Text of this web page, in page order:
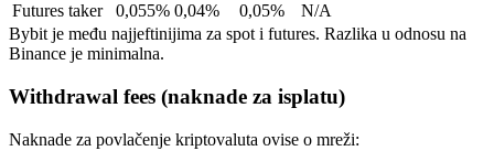
Futures taker
0,055% 0,04% 0,05%
N/A
Bybit je među najjeftinijima za spot i futures. Razlika u odnosu na
Binance je minimalna.
Withdrawal fees (naknade za isplatu)
Naknade za povlačenje kriptovaluta ovise o mreži: